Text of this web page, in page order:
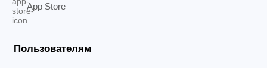
App Store
Пользователям